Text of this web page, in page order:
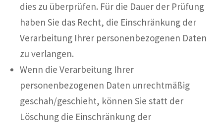
dies zu überprüfen. Für die Dauer der Prüfung
haben Sie das Recht, die Einschränkung der
Verarbeitung Ihrer personenbezogenen Daten
zu verlangen.
Wenn die Verarbeitung Ihrer
personenbezogenen Daten unrechtmäßig
geschah/geschieht, können Sie statt der
Löschung die Einschränkung der